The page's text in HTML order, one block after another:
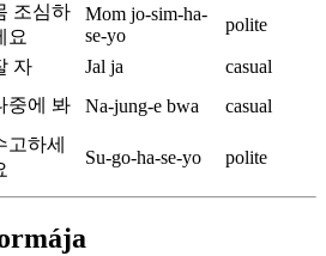
조심하
요
Mom jo-sim-ha-
se-yo
polite
자 Jal ja
casual
중에 봐 Na-jung-e bwa casual
고하세
Su-go-ha-se-yo polite